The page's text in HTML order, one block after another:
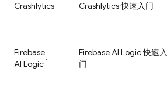
Crashlytics Crashlytics快速入门
Firebase
AI Logic 1
Firebase AI Logic快速入
门